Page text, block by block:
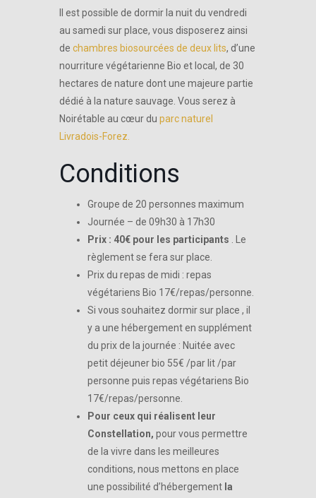
Il est possible de dormir la nuit du vendredi
au samedi sur place, vous disposerez ainsi
de chambres biosourcées de deux lits, d’une
nourriture végétarienne Bio et local, de 30
hectares de nature dont une majeure partie
dédié à la nature sauvage. Vous serez à
Noirétable au cœur du parc naturel
Livradois-Forez.
Conditions
Groupe de 20 personnes maximum
Journée – de 09h30 à 17h30
Prix : 40€ pour les participants . Le
règlement se fera sur place.
Prix du repas de midi : repas
végétariens Bio 17€/repas/personne.
Si vous souhaitez dormir sur place , il
y a une hébergement en supplément
du prix de la journée : Nuitée avec
petit déjeuner bio 55€ /par lit /par
personne puis repas végétariens Bio
17€/repas/personne.
Pour ceux qui réalisent leur
Constellation, pour vous permettre
de la vivre dans les meilleures
conditions, nous mettons en place
une possibilité d’hébergement la